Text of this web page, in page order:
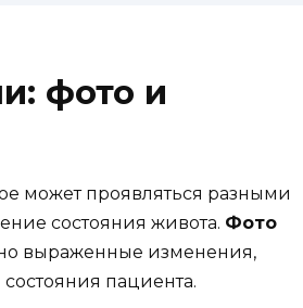
фото и
может проявляться разными
состояния живота. Фото
выраженные изменения,
пациента.